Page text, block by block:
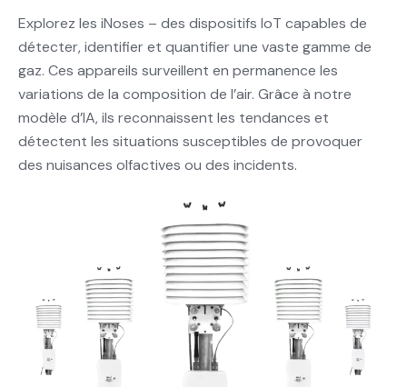
Explorez les iNoses – des dispositifs IoT capables de
détecter, identifier et quantifier une vaste gamme de
gaz. Ces appareils surveillent en permanence les
variations de la composition de l’air. Grâce à notre
modèle d’IA, ils reconnaissent les tendances et
détectent les situations susceptibles de provoquer
des nuisances olfactives ou des incidents.